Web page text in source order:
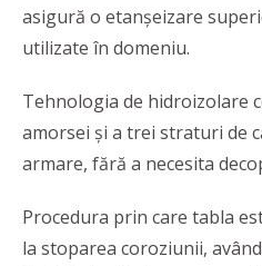
asigură o etanșeizare
utilizate în domeniu.
Tehnologia de hidroizolare
amorsei și a trei straturi de
armare, fără a necesita
Procedura prin care tabla
la stoparea coroziunii,